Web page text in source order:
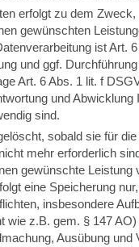
erfolgt zu dem
gewünschten
ist Art.
und ggf.
Art. 6 Abs. 1 lit. f
und Abwicklung
sind.
sobald sie für
mehr erforderlich
gewünschte Leistung
eine Speicherung
insbesondere
wie z.B. gem. § 147
Ausübung und